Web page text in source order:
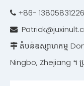
 +86- 13805831226

 តំបន់ឧស្សាហកម្ម
Ningbo, Zhejiang ។